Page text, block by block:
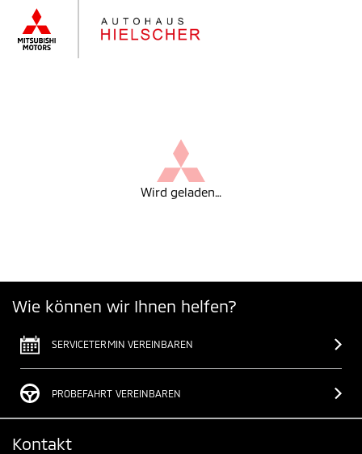
Wird geladen…
Wie können wir Ihnen helfen?
SERVICETERMIN VEREINBAREN
PROBEFAHRT VEREINBAREN
Kontakt